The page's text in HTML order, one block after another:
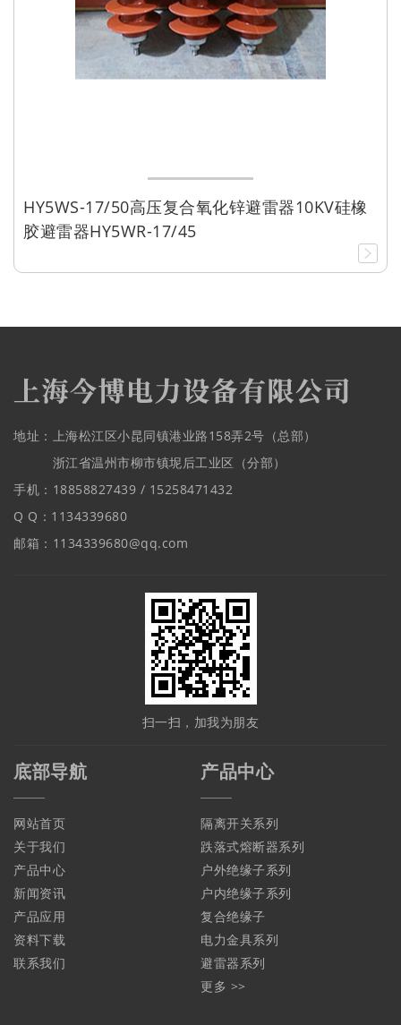
HY5WS-17/50高压复合氧化锌避雷器10KV硅橡
胶避雷器HY5WR-17/45
地址：上海松江区小昆同镇港业路158弄2号（总部）
浙江省温州市柳市镇坭后工业区（分部）
手机：18858827439 / 15258471432
Q Q：1134339680
邮箱：1134339680@qq.com
扫一扫，加我为朋友
产品中心
隔离开关系列
跌落式熔断器系列
户外绝缘子系列
户内绝缘子系列
复合绝缘子
电力金具系列
避雷器系列
更多 >>
底部导航
网站首页
关于我们
产品中心
新闻资讯
产品应用
资料下载
联系我们